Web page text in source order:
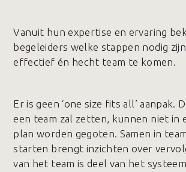
Vanuit hun expertise en ervaring
begeleiders welke stappen nodig
effectief én hecht team te komen.
Er is geen ‘one size fits all’ aanpak.
een team zal zetten, kunnen niet in
plan worden gegoten. Samen in
starten brengt inzichten over
van het team is deel van het